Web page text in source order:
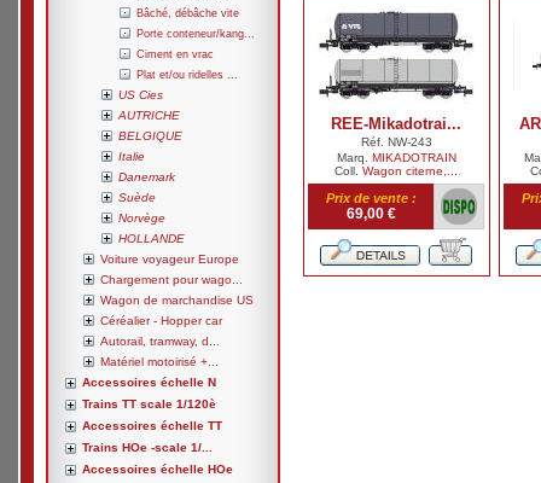
Bâché, débâche vite
Porte conteneur/kang...
Ciment en vrac
Plat et/ou ridelles ...
US Cies
AUTRICHE
BELGIQUE
Italie
Danemark
Suède
Norvège
HOLLANDE
Voiture voyageur Europe
Chargement pour wago...
Wagon de marchandise US
Céréalier - Hopper car
Autorail, tramway, d...
Matériel motoirisé +...
Accessoires échelle N
Trains TT scale 1/120è
Accessoires échelle TT
Trains HOe -scale 1/...
Accessoires échelle HOe
REE-Mikadotrai...
Réf. NW-243
Marq. MIKADOTRAIN
Coll. Wagon citerne,...
Prix de vente :
69,00 €